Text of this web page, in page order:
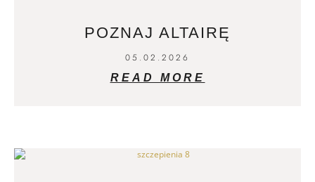
POZNAJ ALTAIRĘ
05.02.2026
READ MORE